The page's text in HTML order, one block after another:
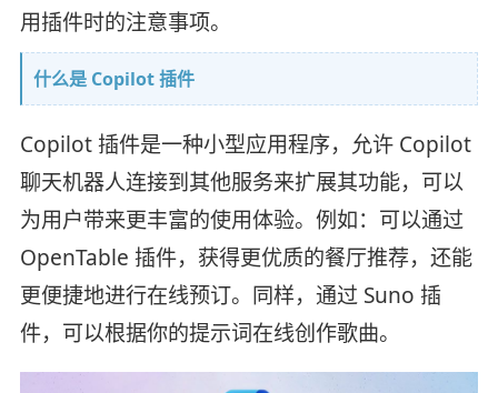
用插件时的注意事项。
什么是 Copilot 插件
Copilot 插件是一种小型应用程序，允许 Copilot
聊天机器人连接到其他服务来扩展其功能，可以
为用户带来更丰富的使用体验。例如：可以通过
OpenTable 插件，获得更优质的餐厅推荐，还能
更便捷地进行在线预订。同样，通过 Suno 插
件，可以根据你的提示词在线创作歌曲。